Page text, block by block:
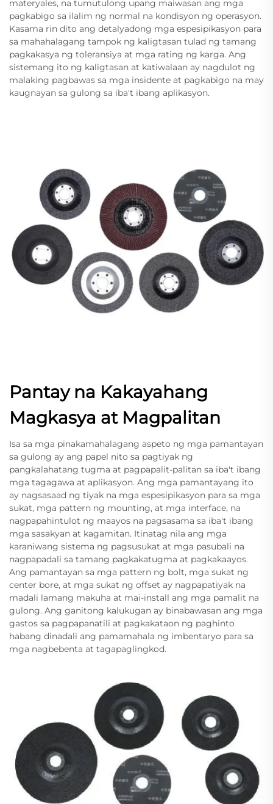
materyales, na tumutulong upang maiwasan ang mga
pagkabigo sa ilalim ng normal na kondisyon ng operasyon.
Kasama rin dito ang detalyadong mga espesipikasyon para
sa mahahalagang tampok ng kaligtasan tulad ng tamang
pagkakasya ng toleransiya at mga rating ng karga. Ang
sistemang ito ng kaligtasan at katiwalaan ay nagdulot ng
malaking pagbawas sa mga insidente at pagkabigo na may
kaugnayan sa gulong sa iba't ibang aplikasyon.
Pantay na Kakayahang
Magkasya at Magpalitan
Isa sa mga pinakamahalagang aspeto ng mga pamantayan
sa gulong ay ang papel nito sa pagtiyak ng
pangkalahatang tugma at pagpapalit-palitan sa iba't ibang
mga tagagawa at aplikasyon. Ang mga pamantayang ito
ay nagsasaad ng tiyak na mga espesipikasyon para sa mga
sukat, mga pattern ng mounting, at mga interface, na
nagpapahintulot ng maayos na pagsasama sa iba't ibang
mga sasakyan at kagamitan. Itinatag nila ang mga
karaniwang sistema ng pagsusukat at mga pasubali na
nagpapadali sa tamang pagkakatugma at pagkakaayos.
Ang pamantayan sa mga pattern ng bolt, mga sukat ng
center bore, at mga sukat ng offset ay nagpapatiyak na
madali lamang makuha at mai-install ang mga pamalit na
gulong. Ang ganitong kalukugan ay binabawasan ang mga
gastos sa pagpapanatili at pagkakataon ng paghinto
habang dinadali ang pamamahala ng imbentaryo para sa
mga nagbebenta at tagapaglingkod.